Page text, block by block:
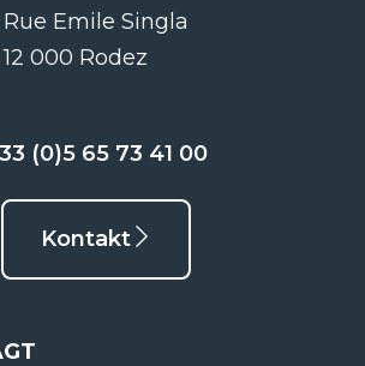
Rue Emile Singla
12 000 Rodez
(0)5 65 73 41 00
Kontakt